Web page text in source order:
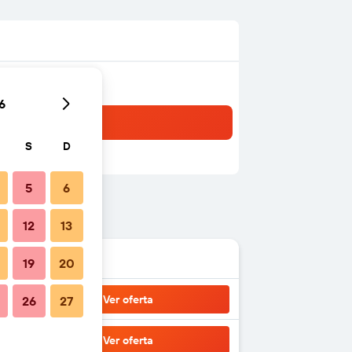
Ver oferta
Ver oferta
S D
5 6
12 13
19 20
26 27